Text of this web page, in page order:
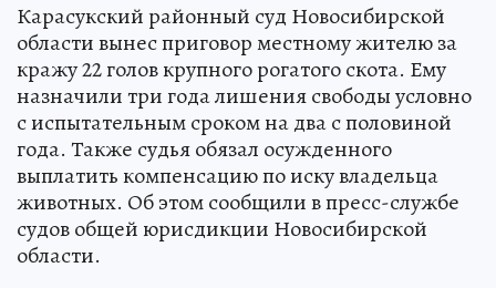
Карасукский районный суд Новосибирской
области вынес приговор местному жителю за
кражу 22 голов крупного рогатого скота. Ему
назначили три года лишения свободы условно
с испытательным сроком на два с половиной
года. Также судья обязал осужденного
выплатить компенсацию по иску владельца
животных. Об этом сообщили в пресс-службе
судов общей юрисдикции Новосибирской
области.